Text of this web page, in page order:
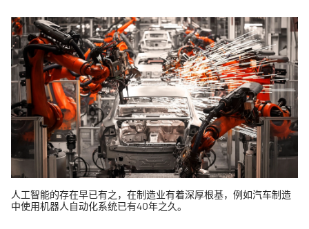
人工智能的存在早已有之，在制造业有着深厚根基，例如汽车制造
中使用机器人自动化系统已有40年之久。